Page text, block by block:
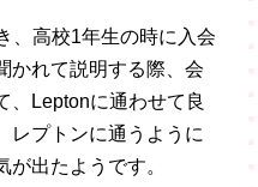
、高校1年生の時に入会
かれて説明する際、会
、Leptonに通わせて良
レプトンに通うように
出たようです。